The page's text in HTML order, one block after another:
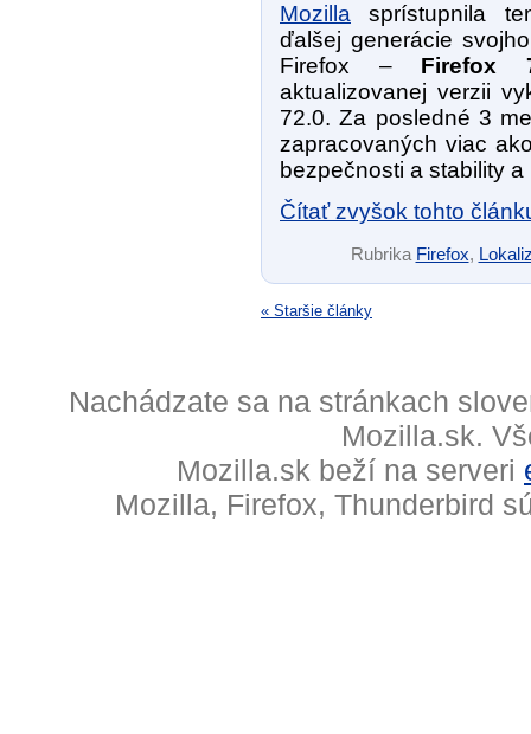
Mozilla sprístupnila
ďalšej generácie
Firefox – Firefox
aktualizovanej verzii
72.0. Za posledné 3
zapracovaných viac
bezpečnosti a stability
Čítať zvyšok tohto
Rubrika Firefox,
« Staršie články
Nachádzate sa na stránkach
Mozilla.sk.
Mozilla.sk beží na serveri
Mozilla, Firefox, Thunderbird